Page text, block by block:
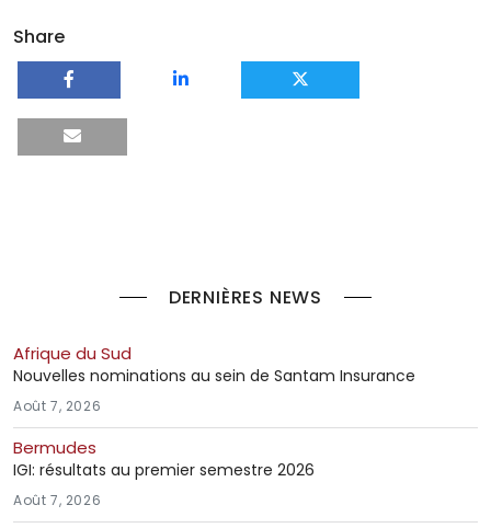
Share
DERNIÈRES NEWS
Afrique du Sud
Nouvelles nominations au sein de Santam Insurance
Août 7, 2026
Bermudes
IGI: résultats au premier semestre 2026
Août 7, 2026